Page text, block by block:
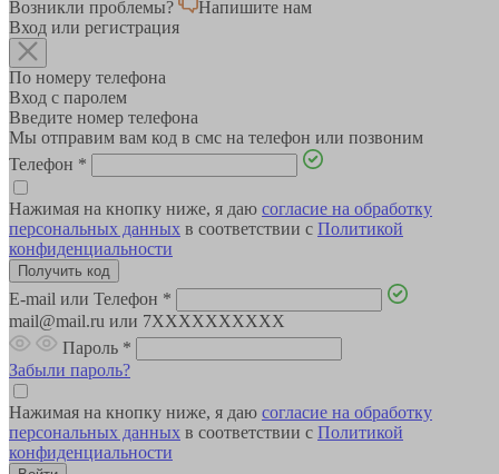
Возникли проблемы?
Напишите нам
Вход или регистрация
По номеру телефона
Вход с паролем
Введите номер телефона
Мы отправим вам код в смс на телефон или позвоним
Телефон *
Нажимая на кнопку ниже, я даю согласие на обработку
персональных данных в соответствии с Политикой
конфиденциальности
E-mail или Телефон *
mail@mail.ru или 7XXXXXXXXXX
Пароль *
Забыли пароль?
Нажимая на кнопку ниже, я даю согласие на обработку
персональных данных в соответствии с Политикой
конфиденциальности